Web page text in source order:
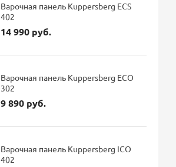
Варочная панель Kuppersberg ECS
402
14 990 руб.
Варочная панель Kuppersberg ECO
302
9 890 руб.
Варочная панель Kuppersberg ICO
402